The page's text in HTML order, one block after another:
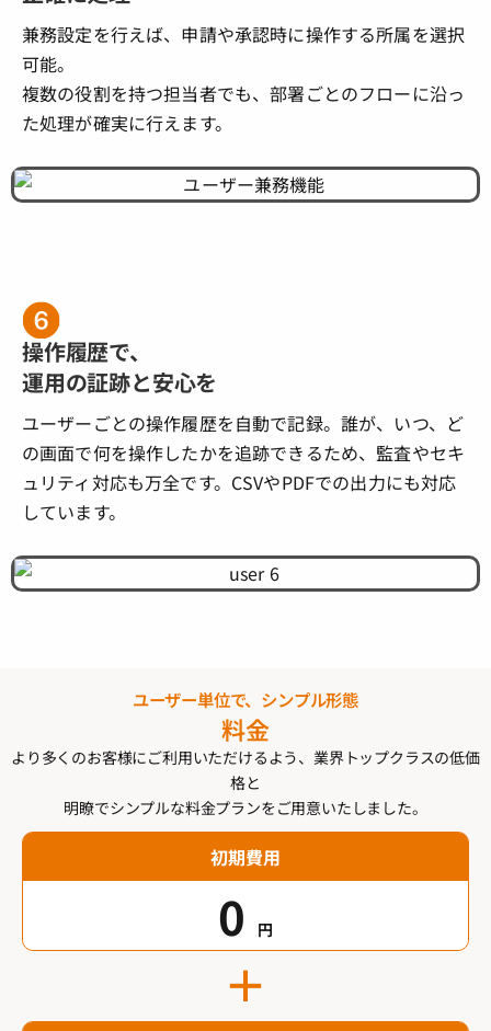
兼務設定を行えば、申請や承認時に操作する所属を選択
可能。
複数の役割を持つ担当者でも、部署ごとのフローに沿っ
た処理が確実に行えます。
操作履歴で、
運用の証跡と安心を
ユーザーごとの操作履歴を自動で記録。誰が、いつ、ど
の画面で何を操作したかを追跡できるため、監査やセキ
ュリティ対応も万全です。CSVやPDFでの出力にも対応
しています。
ユーザー単位で、シンプル形態
料金
より多くのお客様にご利用いただけるよう、業界トップクラスの低価
格と
明瞭でシンプルな料金プランをご用意いたしました。
初期費用
0 円
＋